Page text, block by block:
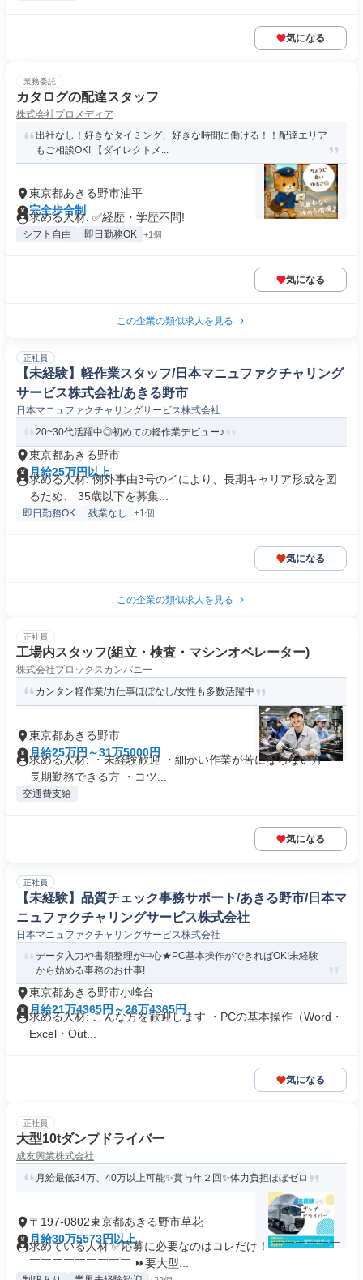
気になる
業務委託
カタログの配達スタッフ
株式会社プロメディア
出社なし！好きなタイミング、好きな時間に働ける！！配達エリア
もご相談OK! 【ダイレクトメ...
東京都あきる野市油平
完全歩合制
求める人材: ✅経歴・学歴不問!
シフト自由 即日勤務OK +1個
気になる
この企業の類似求人を見る
正社員
【未経験】軽作業スタッフ/日本マニュファクチャリング
サービス株式会社/あきる野市
日本マニュファクチャリングサービス株式会社
20~30代活躍中◎初めての軽作業デビュー♪
東京都あきる野市
月給25万円以上
求める人材: 例外事由3号のイにより、長期キャリア形成を図
るため、 35歳以下を募集...
即日勤務OK 残業なし +1個
気になる
この企業の類似求人を見る
正社員
工場内スタッフ(組立・検査・マシンオペレーター)
株式会社ブロックスカンパニー
カンタン軽作業/力仕事ほぼなし/女性も多数活躍中
東京都あきる野市
月給25万円～31万5000円
求める人材: ・未経験歓迎 ・細かい作業が苦にならない方 ・
長期勤務できる方 ・コツ...
交通費支給
気になる
正社員
【未経験】品質チェック事務サポート/あきる野市/日本マ
ニュファクチャリングサービス株式会社
日本マニュファクチャリングサービス株式会社
データ入力や書類整理が中心★PC基本操作ができればOK!未経験
から始める事務のお仕事!
東京都あきる野市小峰台
月給21万4365円～26万4365円
求める人材: こんな方を歓迎します ・PCの基本操作（Word・
Excel・Out...
気になる
正社員
大型10tダンプドライバー
成友興業株式会社
月給最低34万、40万以上可能✨賞与年２回✨体力負担ほぼゼロ
〒197-0802東京都あきる野市草花
月給30万5573円以上
求めている人材 ✅応募に必要なのはコレだけ！ ￣￣￣￣￣￣
￣￣￣￣￣￣￣￣￣ ⏩要大型...